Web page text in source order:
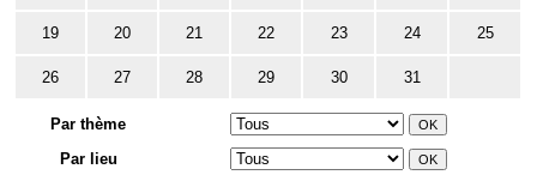
19 20 21 22 23 24 25
26 27 28 29 30 31
Par thème
Par lieu